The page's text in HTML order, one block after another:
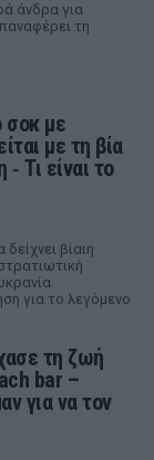
άνδρα για
τη
σοκ με
με τη βία
Τι είναι το
βίαιη
για το λεγόμενο
τη ζωή
bar –
για να τον